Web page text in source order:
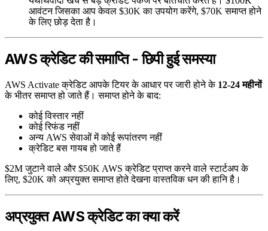
आवंटन जिसका आप केवल $30K का उपयोग करेंगे, $70K समाप्त होने
के लिए छोड़ देता है।
AWS क्रेडिट की समाप्ति - छिपी हुई समस्या
AWS Activate क्रेडिट आपके टियर के आधार पर जारी होने के 12-24 महीनों
के भीतर समाप्त हो जाते हैं। समाप्त होने के बाद:
कोई विस्तार नहीं
कोई रिफंड नहीं
अन्य AWS सेवाओं में कोई रूपांतरण नहीं
क्रेडिट बस गायब हो जाते हैं
$2M जुटाने वाले और $50K AWS क्रेडिट प्राप्त करने वाले स्टार्टअप के
लिए, $20K को अप्रयुक्त समाप्त होते देखना वास्तविक धन की हानि है।
अप्रयुक्त AWS क्रेडिट का क्या करें